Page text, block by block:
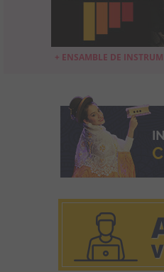
+ ENSAMBLE DE